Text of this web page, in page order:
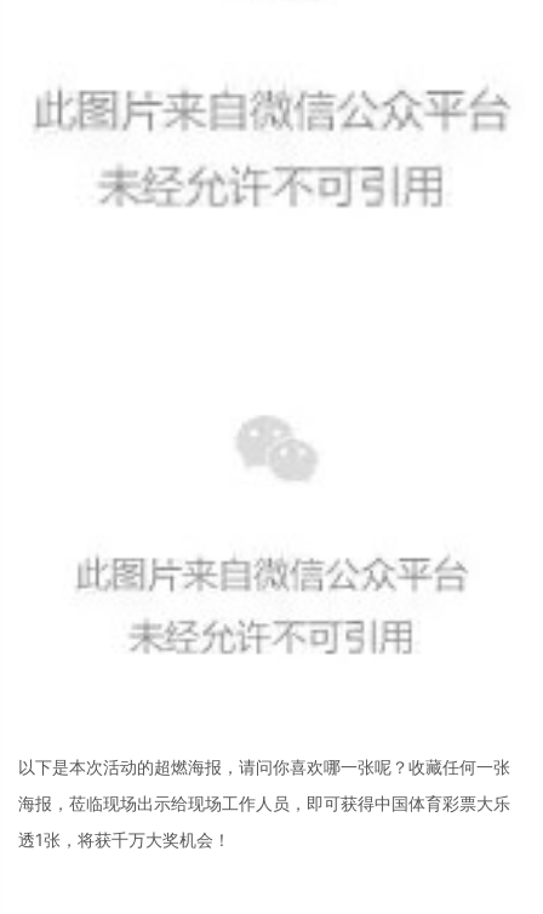
以下是本次活动的超燃海报，请问你喜欢哪一张呢？收藏任何一张
海报，莅临现场出示给现场工作人员，即可获得中国体育彩票大乐
透1张，将获千万大奖机会！